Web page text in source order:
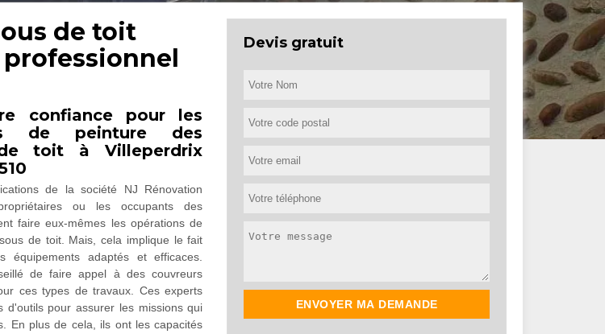
de toit
professionnel
confiance pour les
de peinture des
toit à Villeperdrix
de la société NJ Rénovation
ou les occupants des
faire eux-mêmes les opérations de
de toit. Mais, cela implique le fait
équipements adaptés et efficaces.
de faire appel à des couvreurs
ces types de travaux. Ces experts
d'outils pour assurer les missions qui
En plus de cela, ils ont les capacités
Devis gratuit